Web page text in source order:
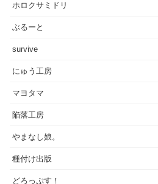
禁じます。・本作品の画像及び文章の
当サークルは一切の責任を負いません
漫画:マカロニandチーズ原作:TODO監
監督@TodoTodoproduce
ホロクサミドリ
ぶるーと
survive
にゅう工房
マヨタマ
陥落工房
やまなし娘。
種付け出版
どろっぷす！